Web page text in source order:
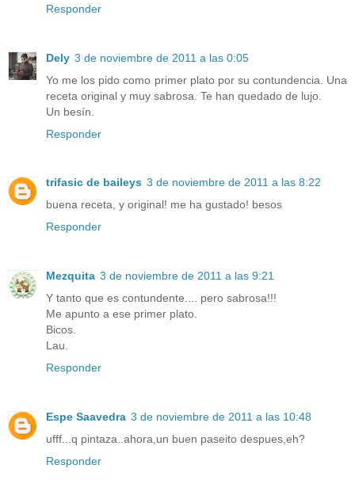
Responder
Dely 3 de noviembre de 2011 a las 0:05
Yo me los pido como primer plato por su contundencia. Una
receta original y muy sabrosa. Te han quedado de lujo.
Un besín.
Responder
trifasic de baileys 3 de noviembre de 2011 a las 8:22
buena receta, y original! me ha gustado! besos
Responder
Mezquita 3 de noviembre de 2011 a las 9:21
Y tanto que es contundente.... pero sabrosa!!!
Me apunto a ese primer plato.
Bicos.
Lau.
Responder
Espe Saavedra 3 de noviembre de 2011 a las 10:48
ufff...q pintaza..ahora,un buen paseito despues,eh?
Responder